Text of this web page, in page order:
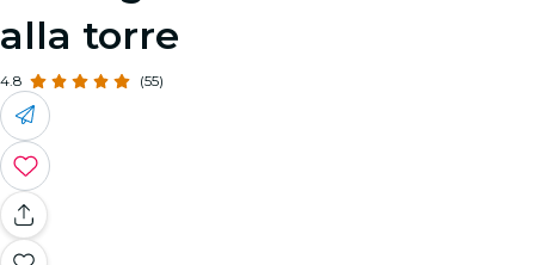
alla torre
4.8 (55)